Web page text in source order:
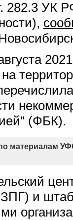
282.3 УК
(ФБК).
материалам
и